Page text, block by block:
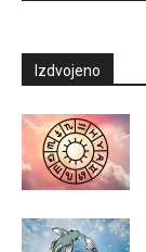
Izdvojeno